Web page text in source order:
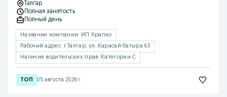
Талгар
Полная занятость
Полный день
Название компании: ИП Храпко
Рабочий адрес: г.Талгар, ул. Карасай батыра 63
Наличие водительских прав: Категории C
05 августа 2026 г.